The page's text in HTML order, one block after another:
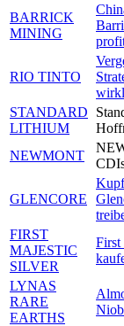
BARRICK
MINING
RIO TINTO
STANDARD
LITHIUM
NEWMONT
GLENCORE
FIRST
MAJESTIC
SILVER
First
LYNAS
RARE
EARTHS